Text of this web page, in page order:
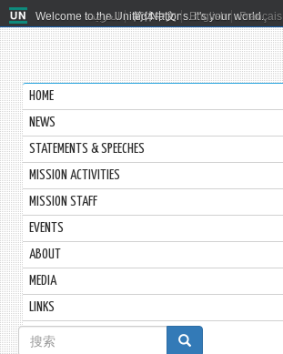
Welcome to the United Nations. It's your world.
العربية 简体中文 English Français
HOME
NEWS
STATEMENTS & SPEECHES
MISSION ACTIVITIES
MISSION STAFF
EVENTS
ABOUT
MEDIA
LINKS
搜